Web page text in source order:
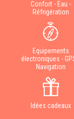
Confort - Eau -
Réfrigération
Equipements
électroniques -
Navigation
Idées cadeaux